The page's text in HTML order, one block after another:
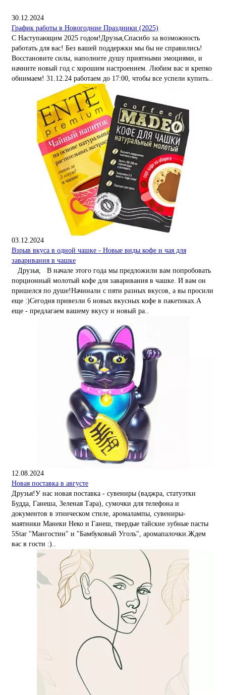
30.12.2024
График работы в Новогодние Праздники (2025)
С Наступающим 2025 годом!Друзья,Спасибо за возможность
работать для вас! Без вашей поддержки мы бы не справились!
Восстановите силы, наполните душу приятными эмоциями, и
начните новый год с хорошим настроением. Любим вас и крепко
обнимаем! 31.12.24 работаем до 17:00, чтобы все успели купить..
03.12.2024
Взрыв вкуса в одной чашке - Новые виды кофе и чая для
заваривания в чашке
Друзья, В начале этого года мы предложили вам попробовать
порционный молотый кофе для заваривания в чашке. И вам он
пришелся по душе!Начинали с пяти разных вкусов, а вы просили
еще :)Сегодня привезли 6 новых вкусных кофе в пакетиках.А
еще - предлагаем вашему вкусу и новый ра..
12.08.2024
Новая поставка в августе
Друзья!У нас новая поставка - сувениры (ваджра, статуэтки
Будда, Ганеша, Зеленая Тара), сумочки для телефона и
документов в этническом стиле, аромалампы, сувениры-
маятники Манеки Неко и Ганеш, твердые тайские зубные пасты
5Star "Мангостин" и "Бамбуковый Уголь", аромапалочки.Ждем
вас в гости :)..